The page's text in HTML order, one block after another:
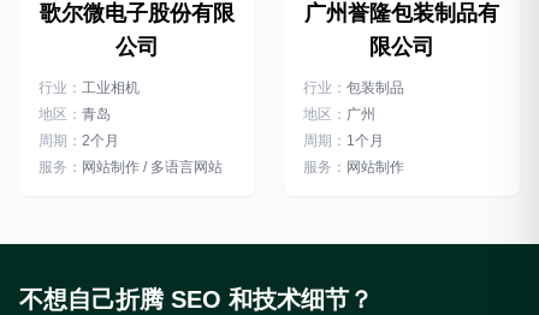
歌尔微电子股份有限
公司
行业： 工业相机
地区： 青岛
周期： 2个月
服务： 网站制作 / 多语言网站
广州誉隆包装制品有
限公司
行业： 包装制品
地区： 广州
周期： 1个月
服务： 网站制作
不想自己折腾 SEO 和技术细节？